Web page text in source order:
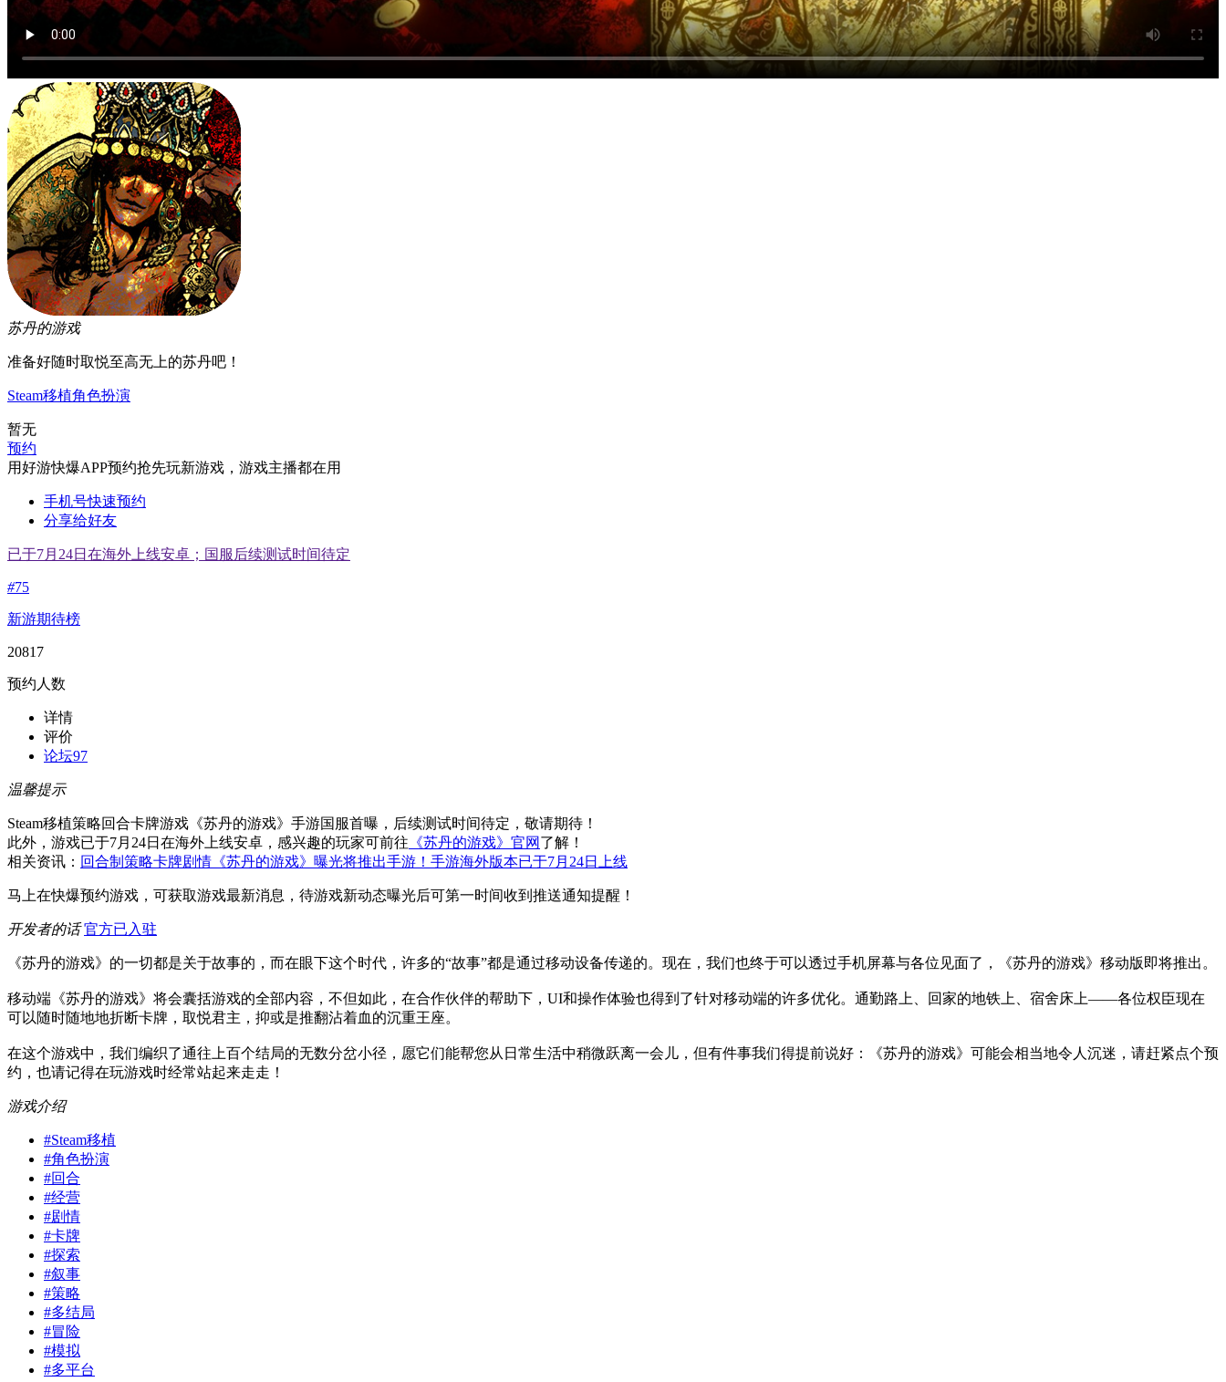
苏丹的游戏
准备好随时取悦至高无上的苏丹吧！
Steam移植角色扮演
暂无
预约
用好游快爆APP预约抢先玩新游戏，游戏主播都在用
手机号快速预约
分享给好友
已于7月24日在海外上线安卓；国服后续测试时间待定
#75
新游期待榜
20817
预约人数
详情
评价
论坛97
温馨提示
Steam移植策略回合卡牌游戏《苏丹的游戏》手游国服首曝，后续测试时间待定，敬请期待！
此外，游戏已于7月24日在海外上线安卓，感兴趣的玩家可前往 《苏丹的游戏》官网 了解！
相关资讯： 回合制策略卡牌剧情《苏丹的游戏》曝光将推出手游！手游海外版本已于7月24日上线
马上在快爆预约游戏，可获取游戏最新消息，待游戏新动态曝光后可第一时间收到推送通知提醒！
开发者的话 官方已入驻
《苏丹的游戏》的一切都是关于故事的，而在眼下这个时代，许多的“故事”都是通过移动设备传递的。现在，我们也终于可以透过手机屏幕与各位见面了，《苏丹的游戏》移动版即将推出。
移动端《苏丹的游戏》将会囊括游戏的全部内容，不但如此，在合作伙伴的帮助下，UI和操作体验也得到了针对移动端的许多优化。通勤路上、回家的地铁上、宿舍床上——各位权臣现在
可以随时随地地折断卡牌，取悦君主，抑或是推翻沾着血的沉重王座。
在这个游戏中，我们编织了通往上百个结局的无数分岔小径，愿它们能帮您从日常生活中稍微跃离一会儿，但有件事我们得提前说好：《苏丹的游戏》可能会相当地令人沉迷，请赶紧点个预
约，也请记得在玩游戏时经常站起来走走！
游戏介绍
#Steam移植
#角色扮演
#回合
#经营
#剧情
#卡牌
#探索
#叙事
#策略
#多结局
#冒险
#模拟
#多平台